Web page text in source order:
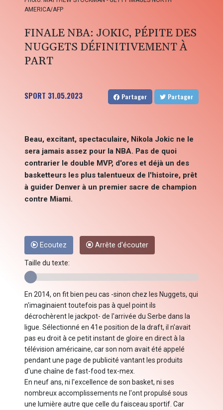
AMERICA/AFP
FINALE NBA: JOKIC, PÉPITE DES
NUGGETS DÉFINITIVEMENT À
PART
SPORT 31.05.2023 Partager Partager
Beau, excitant, spectaculaire, Nikola Jokic ne le
sera jamais assez pour la NBA. Pas de quoi
contrarier le double MVP, d'ores et déjà un des
basketteurs les plus talentueux de l'histoire, prêt
à guider Denver à un premier sacre de champion
contre Miami.
Ecoutez Arrête d'écouter
Taille du texte:
En 2014, on fit bien peu cas -sinon chez les Nuggets, qui
n'imaginaient toutefois pas à quel point ils
décrochèrent le jackpot- de l'arrivée du Serbe dans la
ligue. Sélectionné en 41e position de la draft, il n'avait
pas eu droit à ce petit instant de gloire en direct à la
télévision américaine, car son nom avait été appelé
pendant une page de publicité vantant les produits
d'une chaîne de fast-food tex-mex.
En neuf ans, ni l'excellence de son basket, ni ses
nombreux accomplissements ne l'ont propulsé sous
une lumière autre que celle du faisceau sportif. Car